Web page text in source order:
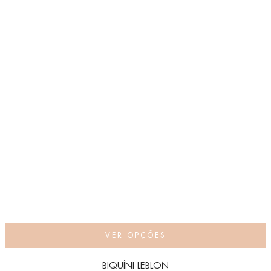
VER OPÇÕES
BIQUÍNI LEBLON